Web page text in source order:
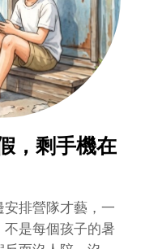
，剩手機在
排營隊才藝，一
是每個孩子的暑